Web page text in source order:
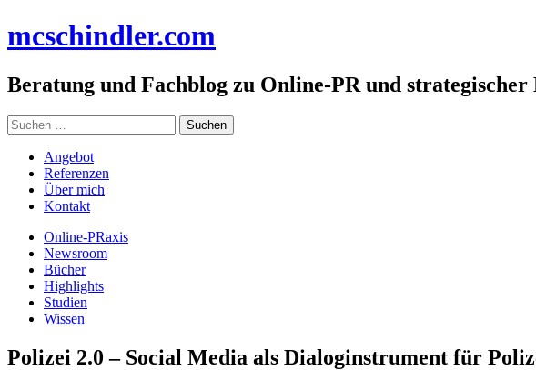
Inhalt
mcschindler.com
Beratung und Fachblog zu Online-PR und
Suchen
nach:
Angebot
Referenzen
Über mich
Kontakt
Online-PRaxis
Newsroom
Bücher
Highlights
Studien
Wissen
Polizei 2.0 – Social Media als Dialoginstrument für